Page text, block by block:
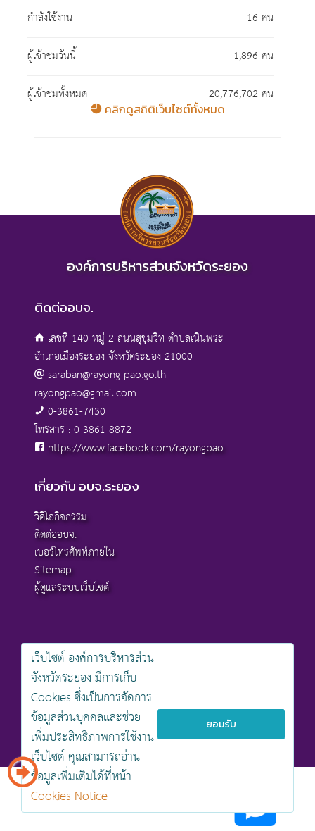
กำลังใช้งาน
16 คน
ผู้เข้าชมวันนี้
1,896 คน
ผู้เข้าชมทั้งหมด
20,776,702 คน
คลิกดูสถิติเว็บไซต์ทั้งหมด
องค์การบริหารส่วนจังหวัดระยอง
ติดต่ออบจ.
เลขที่ 140 หมู่ 2 ถนนสุขุมวิท ตำบลเนินพระ
อำเภอเมืองระยอง จังหวัดระยอง 21000
saraban@rayong-pao.go.th
rayongpao@gmail.com
0-3861-7430
โทรสาร : 0-3861-8872
https://www.facebook.com/rayongpao
เกี่ยวกับ อบจ.ระยอง
วิดีโอกิจกรรม
ติดต่ออบจ.
เบอร์โทรศัพท์ภายใน
Sitemap
ผู้ดูแลระบบเว็บไซต์
สงวนลิขสิทธิ์ © 2568 , องค์การบริหารส่วนจังหวัดระยอง
นโยบายการคุ้มครองข้อมูลส่วนบุคคล
นโยบายการรักษาความมั่นคงปลอดภัยเว็บไซต์
นโยบายเว็บไซต์ขององค์การบริหารส่วนจังหวัดระยอง
ออกแบบเว็บไซต์โดย khontamweb
เว็บไซต์ องค์การบริหารส่วน
จังหวัดระยอง มีการเก็บ
Cookies ซึ่งเป็นการจัดการ
ข้อมูลส่วนบุคคลและช่วย
เพิ่มประสิทธิภาพการใช้งาน
เว็บไซต์ คุณสามารถอ่าน
ข้อมูลเพิ่มเติมได้ที่หน้า
Cookies Notice
ยอมรับ